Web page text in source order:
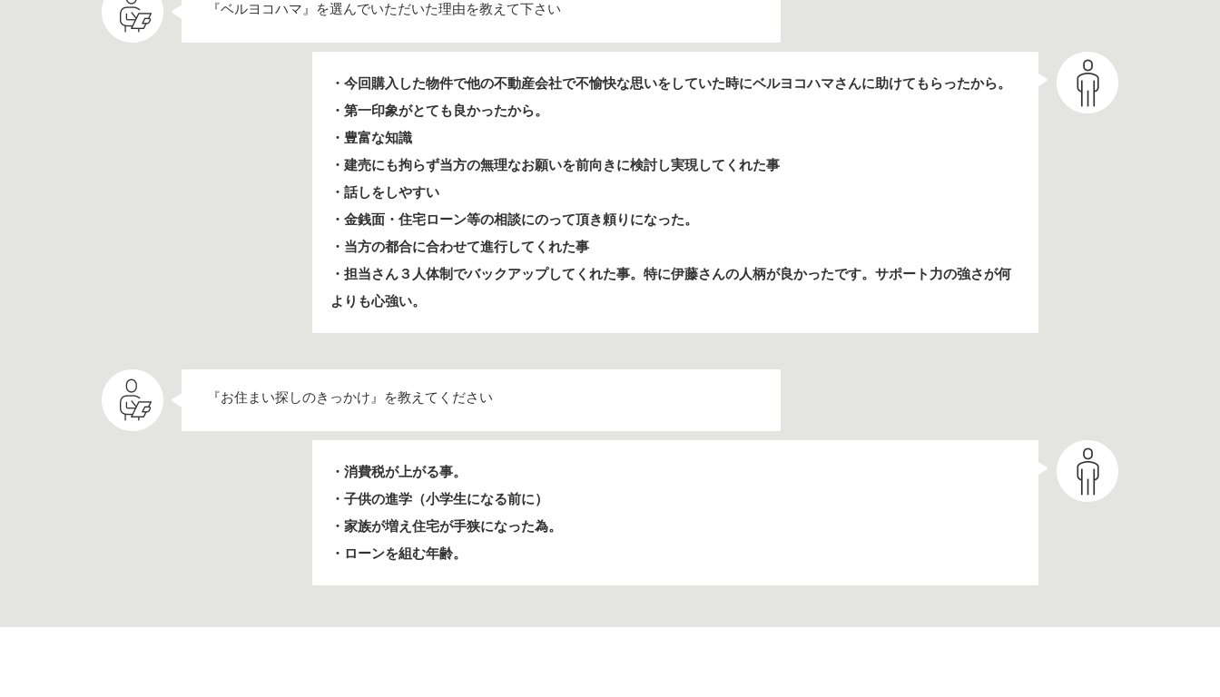
『ベルヨコハマ』を選んでいただいた理由を教えて下さい
・今回購入した物件で他の不動産会社で不愉快な思いをしていた時にベルヨコハマさんに助けてもらったから。
・第一印象がとても良かったから。
・豊富な知識
・建売にも拘らず当方の無理なお願いを前向きに検討し実現してくれた事
・話しをしやすい
・金銭面・住宅ローン等の相談にのって頂き頼りになった。
・当方の都合に合わせて進行してくれた事
・担当さん３人体制でバックアップしてくれた事。特に伊藤さんの人柄が良かったです。サポート力の強さが何
よりも心強い。
『お住まい探しのきっかけ』を教えてください
・消費税が上がる事。
・子供の進学（小学生になる前に）
・家族が増え住宅が手狭になった為。
・ローンを組む年齢。